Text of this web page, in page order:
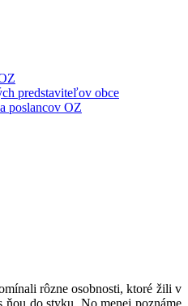
predstaviteľov obce
poslancov OZ
rôzne osobnosti, ktoré žili v
ňou do styku. No menej poznáme